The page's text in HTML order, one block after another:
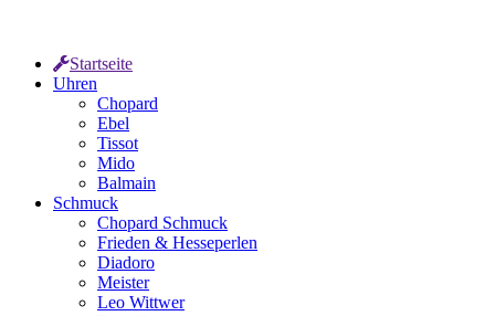
Startseite
Uhren
Chopard
Ebel
Tissot
Mido
Balmain
Schmuck
Chopard Schmuck
Frieden & Hesseperlen
Diadoro
Meister
Leo Wittwer